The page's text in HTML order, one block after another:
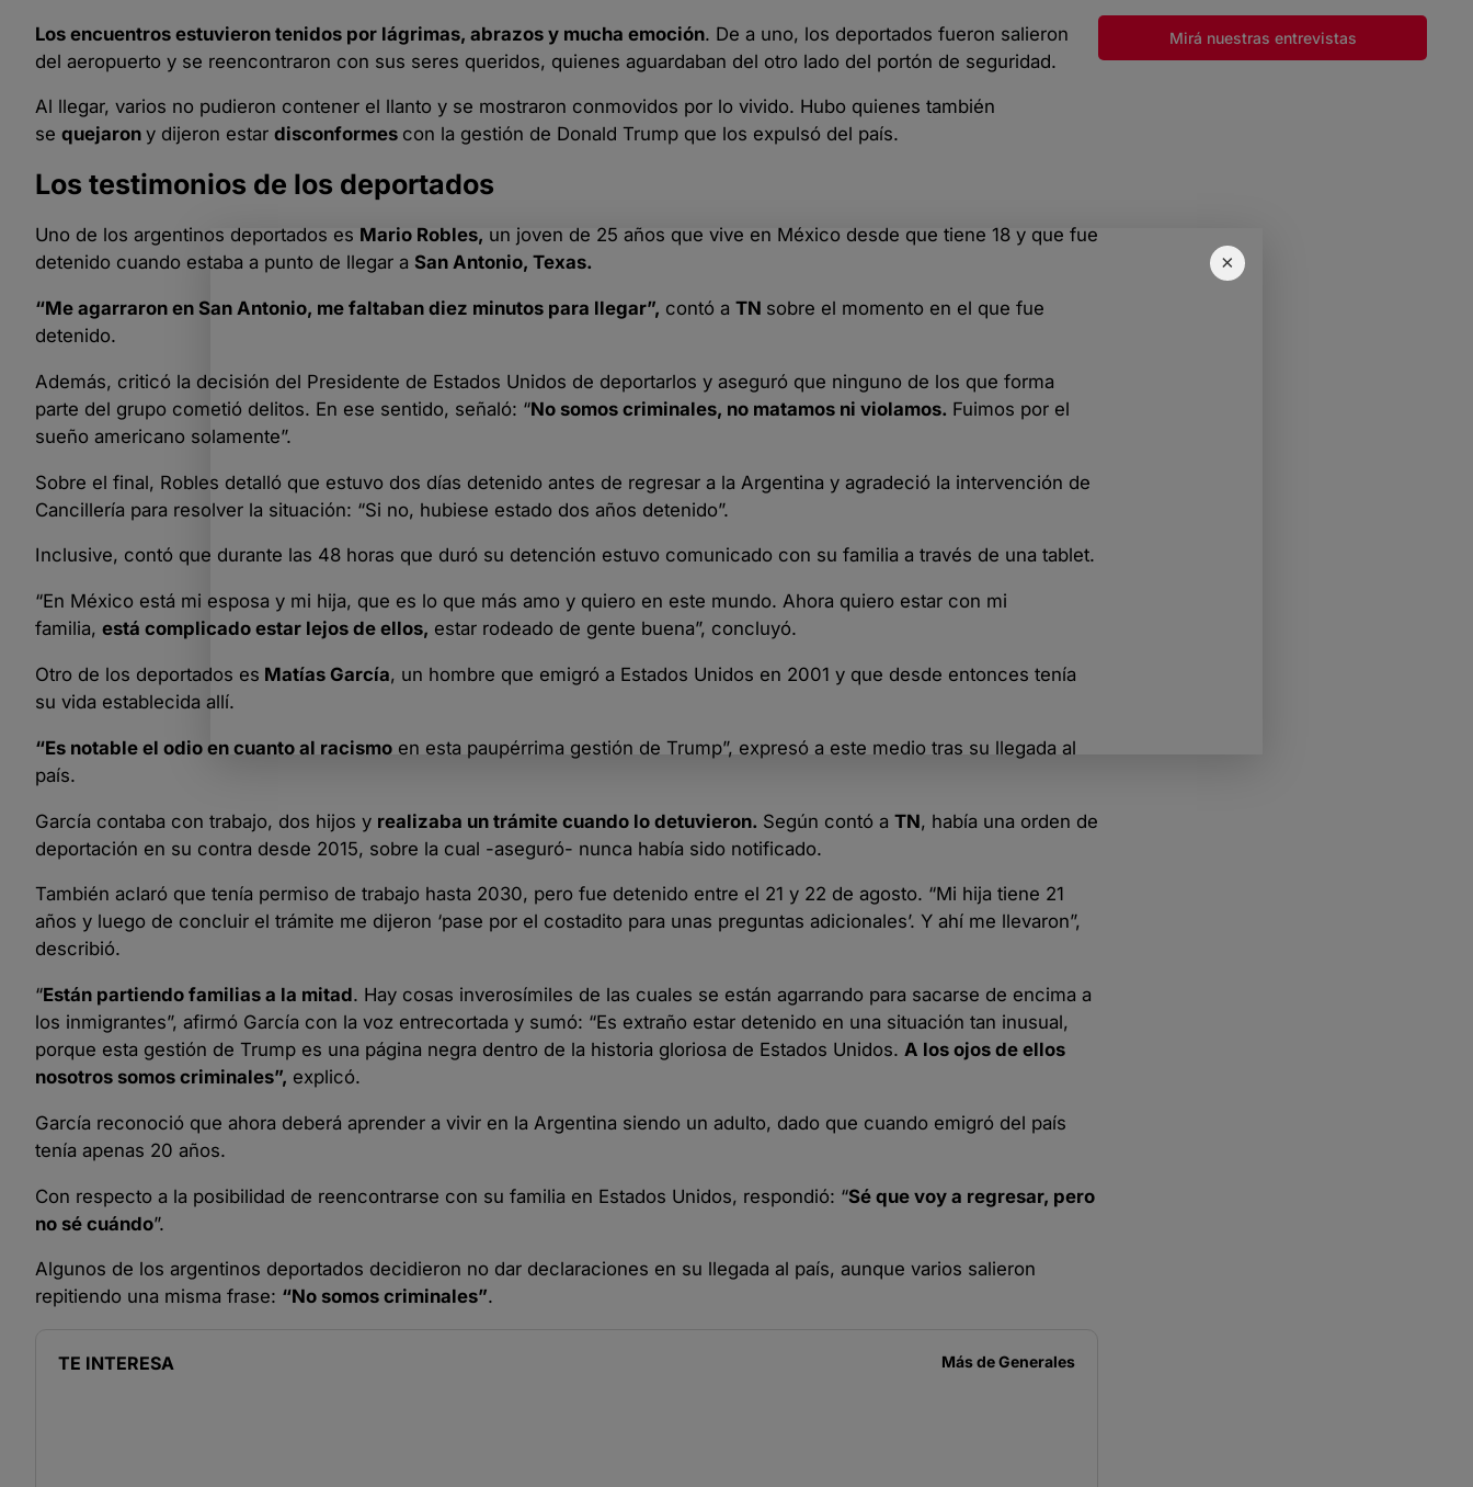
×
Los encuentros estuvieron tenidos por lágrimas, abrazos y mucha emoción. De a uno, los deportados fueron salieron
del aeropuerto y se reencontraron con sus seres queridos, quienes aguardaban del otro lado del portón de seguridad.
Al llegar, varios no pudieron contener el llanto y se mostraron conmovidos por lo vivido. Hubo quienes también
se quejaron y dijeron estar disconformes con la gestión de Donald Trump que los expulsó del país.
Los testimonios de los deportados
Uno de los argentinos deportados es Mario Robles, un joven de 25 años que vive en México desde que tiene 18 y que fue
detenido cuando estaba a punto de llegar a San Antonio, Texas.
“Me agarraron en San Antonio, me faltaban diez minutos para llegar”, contó a TN sobre el momento en el que fue
detenido.
Además, criticó la decisión del Presidente de Estados Unidos de deportarlos y aseguró que ninguno de los que forma
parte del grupo cometió delitos. En ese sentido, señaló: “No somos criminales, no matamos ni violamos. Fuimos por el
sueño americano solamente”.
Sobre el final, Robles detalló que estuvo dos días detenido antes de regresar a la Argentina y agradeció la intervención de
Cancillería para resolver la situación: “Si no, hubiese estado dos años detenido”.
Inclusive, contó que durante las 48 horas que duró su detención estuvo comunicado con su familia a través de una tablet.
“En México está mi esposa y mi hija, que es lo que más amo y quiero en este mundo. Ahora quiero estar con mi
familia, está complicado estar lejos de ellos, estar rodeado de gente buena”, concluyó.
Otro de los deportados es Matías García, un hombre que emigró a Estados Unidos en 2001 y que desde entonces tenía
su vida establecida allí.
“Es notable el odio en cuanto al racismo en esta paupérrima gestión de Trump”, expresó a este medio tras su llegada al
país.
García contaba con trabajo, dos hijos y realizaba un trámite cuando lo detuvieron. Según contó a TN, había una orden de
deportación en su contra desde 2015, sobre la cual -aseguró- nunca había sido notificado.
También aclaró que tenía permiso de trabajo hasta 2030, pero fue detenido entre el 21 y 22 de agosto. “Mi hija tiene 21
años y luego de concluir el trámite me dijeron ‘pase por el costadito para unas preguntas adicionales’. Y ahí me llevaron”,
describió.
“Están partiendo familias a la mitad. Hay cosas inverosímiles de las cuales se están agarrando para sacarse de encima a
los inmigrantes”, afirmó García con la voz entrecortada y sumó: “Es extraño estar detenido en una situación tan inusual,
porque esta gestión de Trump es una página negra dentro de la historia gloriosa de Estados Unidos. A los ojos de ellos
nosotros somos criminales”, explicó.
García reconoció que ahora deberá aprender a vivir en la Argentina siendo un adulto, dado que cuando emigró del país
tenía apenas 20 años.
Con respecto a la posibilidad de reencontrarse con su familia en Estados Unidos, respondió: “Sé que voy a regresar, pero
no sé cuándo”.
Algunos de los argentinos deportados decidieron no dar declaraciones en su llegada al país, aunque varios salieron
repitiendo una misma frase: “No somos criminales”.
TE INTERESA Más deGenerales
Mirá nuestras entrevistas